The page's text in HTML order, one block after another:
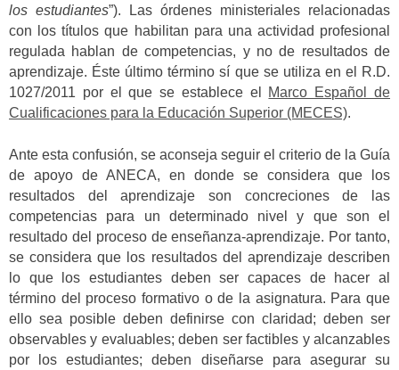
los estudiantes”). Las órdenes ministeriales relacionadas
con los títulos que habilitan para una actividad profesional
regulada hablan de competencias, y no de resultados de
aprendizaje. Éste último término sí que se utiliza en el R.D.
1027/2011 por el que se establece el Marco Español de
Cualificaciones para la Educación Superior (MECES).
Ante esta confusión, se aconseja seguir el criterio de la Guía
de apoyo de ANECA, en donde se considera que los
resultados del aprendizaje son concreciones de las
competencias para un determinado nivel y que son el
resultado del proceso de enseñanza-aprendizaje. Por tanto,
se considera que los resultados del aprendizaje describen
lo que los estudiantes deben ser capaces de hacer al
término del proceso formativo o de la asignatura. Para que
ello sea posible deben definirse con claridad; deben ser
observables y evaluables; deben ser factibles y alcanzables
por los estudiantes; deben diseñarse para asegurar su